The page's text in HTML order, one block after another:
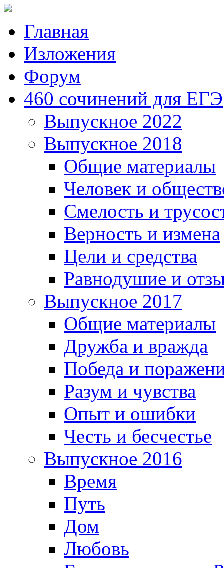
Главная
Изложения
Форум
460 сочинений для ЕГЭ
Выпускное 2022
Выпускное 2018
Общие материалы
Человек и
Смелость и
Верность и измена
Цели и средства
Равнодушие и
Выпускное 2017
Общие материалы
Дружба и вражда
Победа и
Разум и чувства
Опыт и ошибки
Честь и бесчестье
Выпускное 2016
Время
Путь
Дом
Любовь